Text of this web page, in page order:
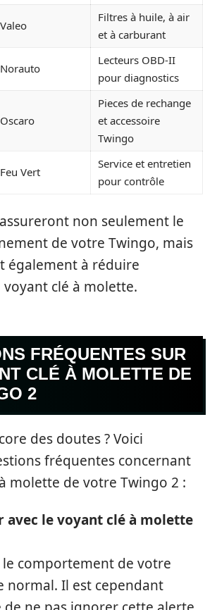
Valeo
Filtres à huile, à air
et à carburant
Norauto
Lecteurs OBD-II
pour diagnostics
Oscaro
Pieces de rechange
et accessoire
Twingo
Feu Vert
Service et entretien
pour contrôle
non seulement le
de votre Twingo, mais
également à réduire
voyant clé à molette.
FRÉQUENTES SUR
CLÉ À MOLETTE DE
2
des doutes ? Voici
fréquentes concernant
molette de votre Twingo 2 :
avec le voyant clé à molette
comportement de votre
normal. Il est cependant